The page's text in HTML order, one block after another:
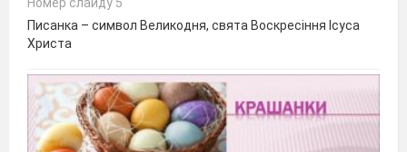
Писанка – символ Великодня, свята Воскресіння Ісуса
Христа